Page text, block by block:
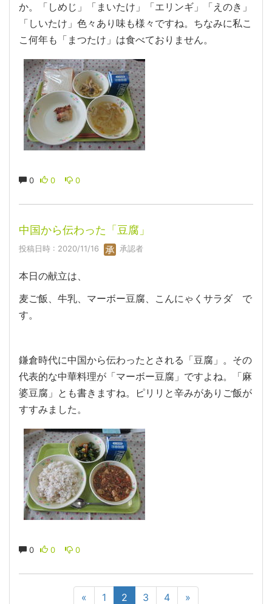
か。「しめじ」「まいたけ」「エリンギ」「えのき」
「しいたけ」色々あり味も様々ですね。ちなみに私こ
こ何年も「まつたけ」は食べておりません。
0 0 0
中国から伝わった「豆腐」
投稿日時 : 2020/11/16 承認者
本日の献立は、
麦ご飯、牛乳、マーボー豆腐、こんにゃくサラダ で
す。
鎌倉時代に中国から伝わったとされる「豆腐」。その
代表的な中華料理が「マーボー豆腐」ですよね。「麻
婆豆腐」とも書きますね。ピリリと辛みがありご飯が
すすみました。
0 0 0
« 1 2 3 4 »